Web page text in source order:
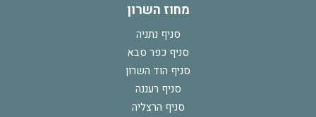
מחוז השרון
סניף נתניה
סניף כפר סבא
סניף הוד השרון
סניף רעננה
סניף הרצליה